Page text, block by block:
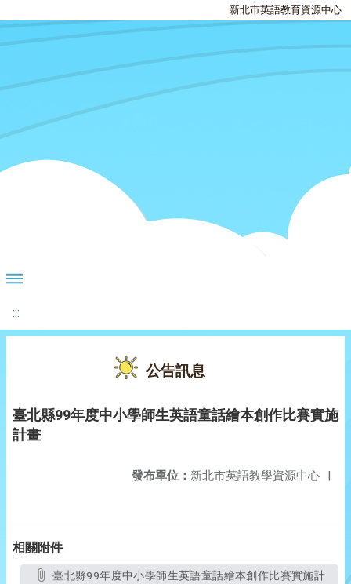
新北市英語教育資源中心
:::
公告訊息
臺北縣99年度中小學師生英語童話繪本創作比賽實施
計畫
發布單位： 新北市英語教學資源中心 |
相關附件
臺北縣99年度中小學師生英語童話繪本創作比賽實施計